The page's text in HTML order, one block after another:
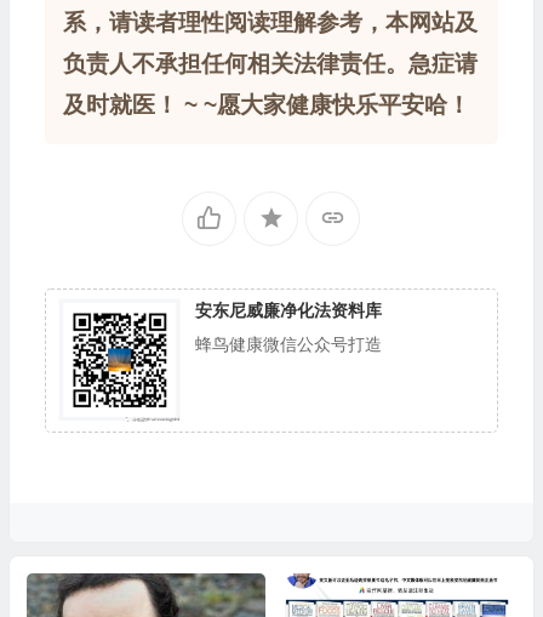
系，请读者理性阅读理解参考，本网站及
负责人不承担任何相关法律责任。急症请
及时就医！ ~ ~愿大家健康快乐平安哈！
安东尼威廉净化法资料库
蜂鸟健康微信公众号打造